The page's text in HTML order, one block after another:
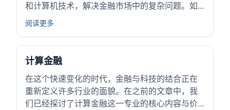
和计算机技术，解决金融市场中的复杂问题。如
风险评估、资产定价和量化交易。计算金融的发
需求增长。现代金融市场复杂且动态，传统经验
方法难以应对，这推动了计算金融的快速发展。
该专...
阅读更多
计算金融
在这个快速变化的时代，金融与科技的结合正在
重新定义许多行业的面貌。在之前的文章中，我
们已经探讨了计算金融这一专业的核心内容与价